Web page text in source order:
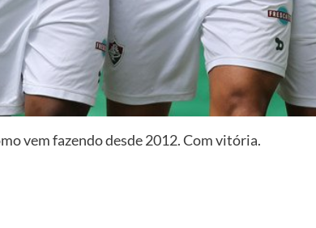
vem fazendo desde 2012. Com vitória.